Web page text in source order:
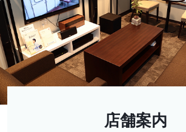
店舗案内